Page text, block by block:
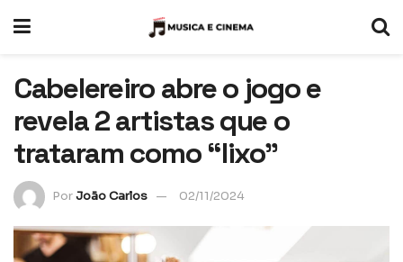
Cabelereiro abre o jogo e
revela 2 artistas que o
trataram como “lixo”
PorJoão Carlos 02/11/2024